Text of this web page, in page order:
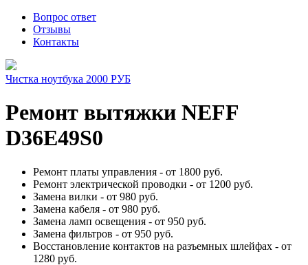
Вопрос ответ
Отзывы
Контакты
Чистка ноутбука 2000 РУБ
Ремонт вытяжки NEFF
D36E49S0
Ремонт платы управления - от 1800 руб.
Ремонт электрической проводки - от 1200 руб.
Замена вилки - от 980 руб.
Замена кабеля - от 980 руб.
Замена ламп освещения - от 950 руб.
Замена фильтров - от 950 руб.
Восстановление контактов на разъемных шлейфах - от
1280 руб.